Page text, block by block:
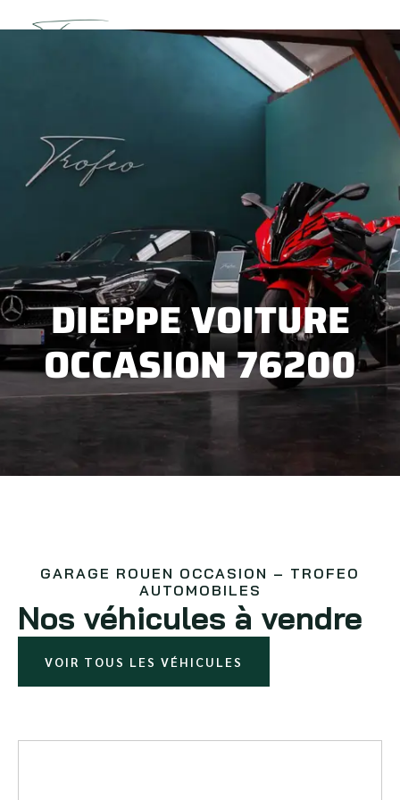
Découvrez l’intégralité de notre stock sur leboncoin
→
DIEPPE VOITURE
OCCASION 76200
GARAGE ROUEN OCCASION – TROFEO
AUTOMOBILES
Nos véhicules à vendre
VOIR TOUS LES VÉHICULES